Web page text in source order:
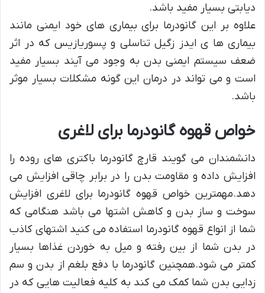
دیابتی بسیار مفید باشد.
علاوه بر این گانودرما برای بیماری های خود ایمنی مانند
بیماری ها ی ایدز زگیل تناسلی و پسوریازیس که در اثر
ضعف سیستم ایمنی بدن به وجود می آیند بسیار مفید
است و می تواند در درمان این گونه مشکلات بسیار موثر
باشد.
خواص قهوه گانودرما برای لاغری
دانشمندان می گویند قارچ گانودرما باکتری های روده را
افزایش داده و مقاومت بدن را در برابر چاقی افزایش می
دهد.مهمترین خواص قهوه گانودرما برای لاغری افزایش
سوخت و ساز بدن و کاهش اشتها می باشد هنگامی که
شما از انواع قهوه گانودرما استفاده می کنید اشتهای کاذب
در بدن شما از بین رفته و میل به خوردن غذاها بسیار
کمتر می شود.همچنین گانودرما با دفع بلغم از بدن و سم
زدایی بدن شما کمک می کند به کلیه فعالیت هایی که در